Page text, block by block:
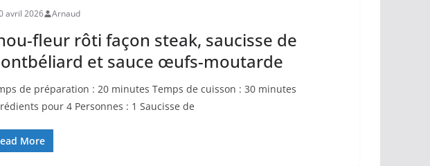
avril 2026 Arnaud
fleur rôti façon steak, saucisse de
et sauce œufs-moutarde
de préparation : 20 minutes Temps de cuisson : 30 minutes
pour 4 Personnes : 1 Saucisse de
More